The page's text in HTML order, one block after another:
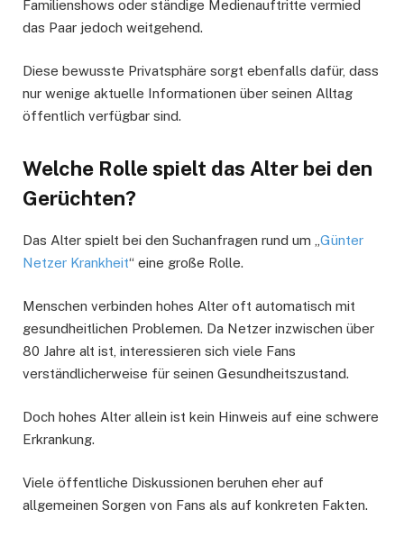
Familienshows oder ständige Medienauftritte vermied
das Paar jedoch weitgehend.
Diese bewusste Privatsphäre sorgt ebenfalls dafür, dass
nur wenige aktuelle Informationen über seinen Alltag
öffentlich verfügbar sind.
Welche Rolle spielt das Alter bei den
Gerüchten?
Das Alter spielt bei den Suchanfragen rund um „ Günter
Netzer Krankheit“ eine große Rolle.
Menschen verbinden hohes Alter oft automatisch mit
gesundheitlichen Problemen. Da Netzer inzwischen über
80 Jahre alt ist, interessieren sich viele Fans
verständlicherweise für seinen Gesundheitszustand.
Doch hohes Alter allein ist kein Hinweis auf eine schwere
Erkrankung.
Viele öffentliche Diskussionen beruhen eher auf
allgemeinen Sorgen von Fans als auf konkreten Fakten.